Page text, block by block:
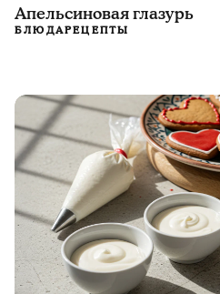
Апельсиновая глазурь
БЛЮДАРЕЦЕПТЫ